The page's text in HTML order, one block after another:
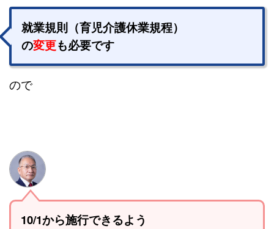
就業規則（育児介護休業規程）
の変更も必要です
ので
10/1から施行できるよう